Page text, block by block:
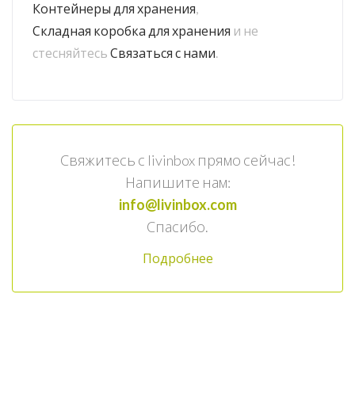
Контейнеры для хранения,
Складная коробка для хранения и не
стесняйтесь Связаться с нами.
Свяжитесь с livinbox прямо сейчас!
Напишите нам:
info@livinbox.com
Спасибо.
Подробнее